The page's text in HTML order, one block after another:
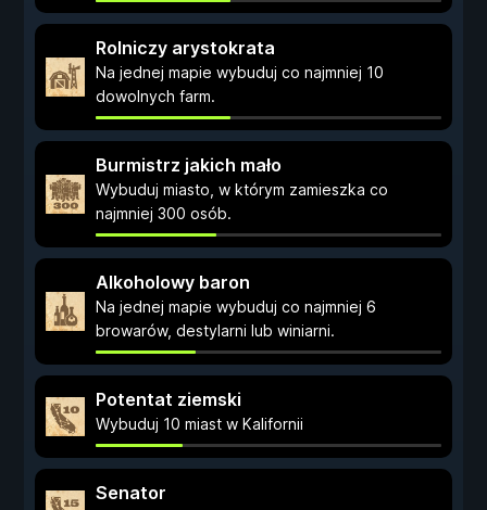
Rolniczy arystokrata
Na jednej mapie wybuduj co najmniej 10
dowolnych farm.
Burmistrz jakich mało
Wybuduj miasto, w którym zamieszka co
najmniej 300 osób.
Alkoholowy baron
Na jednej mapie wybuduj co najmniej 6
browarów, destylarni lub winiarni.
Potentat ziemski
Wybuduj 10 miast w Kalifornii
Senator